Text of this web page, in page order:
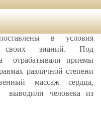
на универсальном
». В ходе занятия по
в условия
своих знаний. Под
отрабатывали приемы
различной степени
массаж сердца,
человека из